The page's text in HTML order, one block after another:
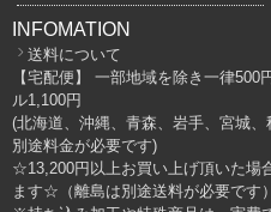
INFOMATION
送料について
【宅配便】 一部地域を除き一律
ル1,100円
(北海道、沖縄、青森、岩手、宮城
別途料金が必要です)
☆13,200円以上お買い上げ頂いた場
ます☆（離島は別途送料が必要です）